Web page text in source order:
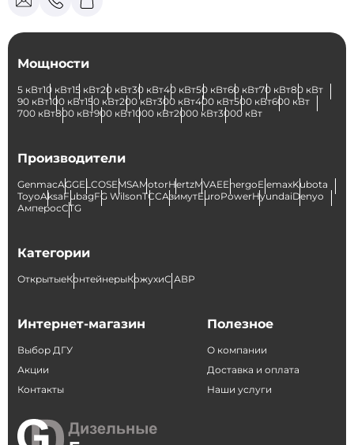
Мощности
5 кВт10 кВт15 кВт20 кВт30 кВт40 кВт50 кВт60 кВт70 кВт80 кВт
90 кВт100 кВт150 кВт200 кВт300 кВт400 кВт500 кВт600 кВт
700 кВт800 кВт900 кВт1000 кВт2000 кВт3000 кВт
Производители
GenmacAGGELCOSEMSAMotorHertzMVAEEnergoElemaxKubota
ToyoAksaFubagFG WilsonТССАзимутEuroPowerHyundaiDenyo
АмперосCTG
Категории
ОткрытыеКонтейнерыКожухиС АВР
Интернет-магазин
Выбор ДГУ
Акции
Контакты
Полезное
О компании
Доставка и оплата
Наши услуги